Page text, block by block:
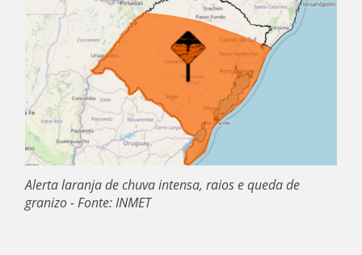
Alerta laranja de chuva intensa, raios e queda de
granizo - Fonte: INMET